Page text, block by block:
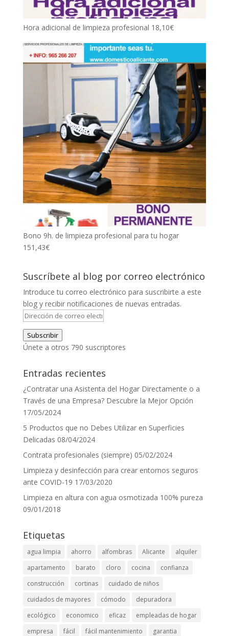
Hora adicional de limpieza profesional 18,10€
Bono 9h. de limpieza profesional para tu hogar
151,43€
Suscríbete al blog por correo electrónico
Introduce tu correo electrónico para suscribirte a este
blog y recibir notificaciones de nuevas entradas.
Dirección
de
correo
electrónico
Subscribir
Únete a otros 790 suscriptores
Entradas recientes
¿Contratar una Asistenta del Hogar Directamente o a
Través de una Empresa? Descubre la Mejor Opción
17/05/2024
5 Productos que no Debes Utilizar en Superficies
Delicadas 08/04/2024
Contrata profesionales (siempre) 05/02/2024
Limpieza y desinfección para crear entornos seguros
ante COVID-19 17/03/2020
Limpieza en altura con agua osmotizada 100% pureza
09/01/2018
Etiquetas
agua limpia ahorro alfombras Alicante
alquiler
apartamento
barato cloro cocina
confianza
construcción
cortinas
cuidado de niños
cuidados de mayores
cómodo
depuradora
ecológico
economico eficaz
empleadas de hogar
empresa
fácil fácil mantenimiento
garantia